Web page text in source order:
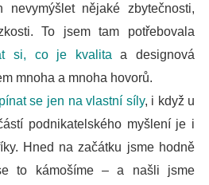
nějaké zbytečnosti,
To jsem tam potřebovala
si, co je kvalita a designová
mnoha a mnoha hovorů.
se jen na vlastní síly, i když u
podnikatelského myšlení je i
Hned na začátku jsme hodně
to kámošíme – a našli jsme